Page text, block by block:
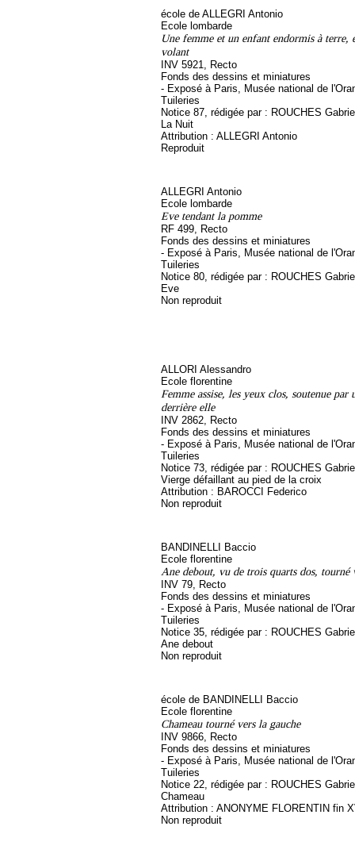
école de ALLEGRI Antonio
Ecole lombarde
Une femme et un enfant endormis à terre,
volant
INV 5921, Recto
Fonds des dessins et miniatures
- Exposé à Paris, Musée national de
Tuileries
Notice 87, rédigée par : ROUCHES
La Nuit
Attribution : ALLEGRI Antonio
Reproduit
ALLEGRI Antonio
Ecole lombarde
Eve tendant la pomme
RF 499, Recto
Fonds des dessins et miniatures
- Exposé à Paris, Musée national de
Tuileries
Notice 80, rédigée par : ROUCHES
Eve
Non reproduit
ALLORI Alessandro
Ecole florentine
Femme assise, les yeux clos, soutenue par
derrière elle
INV 2862, Recto
Fonds des dessins et miniatures
- Exposé à Paris, Musée national de
Tuileries
Notice 73, rédigée par : ROUCHES
Vierge défaillant au pied de la croix
Attribution : BAROCCI Federico
Non reproduit
BANDINELLI Baccio
Ecole florentine
Ane debout, vu de trois quarts dos, tourné
INV 79, Recto
Fonds des dessins et miniatures
- Exposé à Paris, Musée national de
Tuileries
Notice 35, rédigée par : ROUCHES
Ane debout
Non reproduit
école de BANDINELLI Baccio
Ecole florentine
Chameau tourné vers la gauche
INV 9866, Recto
Fonds des dessins et miniatures
- Exposé à Paris, Musée national de
Tuileries
Notice 22, rédigée par : ROUCHES
Chameau
Attribution : ANONYME FLORENTIN fin
Non reproduit